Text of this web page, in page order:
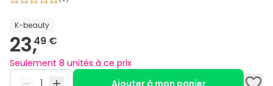
K-beauty
23,49 €
Seulement 8 unités à ce prix
Ajouter à mon panier